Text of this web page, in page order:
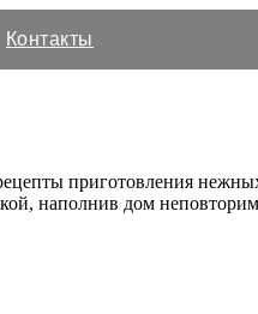
Контакты
приготовления
наполнив дом